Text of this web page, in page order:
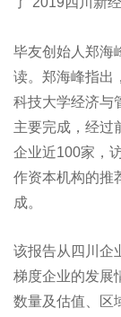
毕友创始人郑海
读。郑海峰指出
科技大学经济与
主要完成，经过
企业近100家，
作资本机构的推
成。
该报告从四川企
梯度企业的发展
数量及估值、区